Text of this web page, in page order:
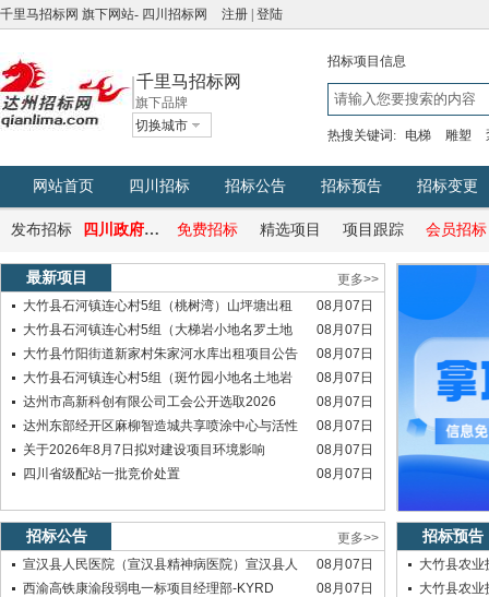
千里马招标网 旗下网站- 四川招标网 注册 登陆
千里马招标网
旗下品牌
切换城市
招标项目信息
热搜关键词: 电梯 雕塑
网站首页 四川招标 招标公告 招标预告 招标变更
发布招标 四川政府采购网 免费招标 精选项目 项目跟踪 会员招标
最新项目
更多>>
大竹县石河镇连心村5组（桃树湾）山坪塘出租
08月07日
大竹县石河镇连心村5组（大梯岩小地名罗土地
08月07日
大竹县竹阳街道新家村朱家河水库出租项目公告
08月07日
大竹县石河镇连心村5组（斑竹园小地名土地岩
08月07日
达州市高新科创有限公司工会公开选取2026
08月07日
达州东部经开区麻柳智造城共享喷涂中心与活性
08月07日
关于2026年8月7日拟对建设项目环境影响
08月07日
四川省级配站一批竞价处置
08月07日
招标公告
更多>>
宣汉县人民医院（宣汉县精神病医院）宣汉县人
08月07日
西渝高铁康渝段弱电一标项目经理部-KYRD
08月07日
招标预告
大竹县农
大竹县农